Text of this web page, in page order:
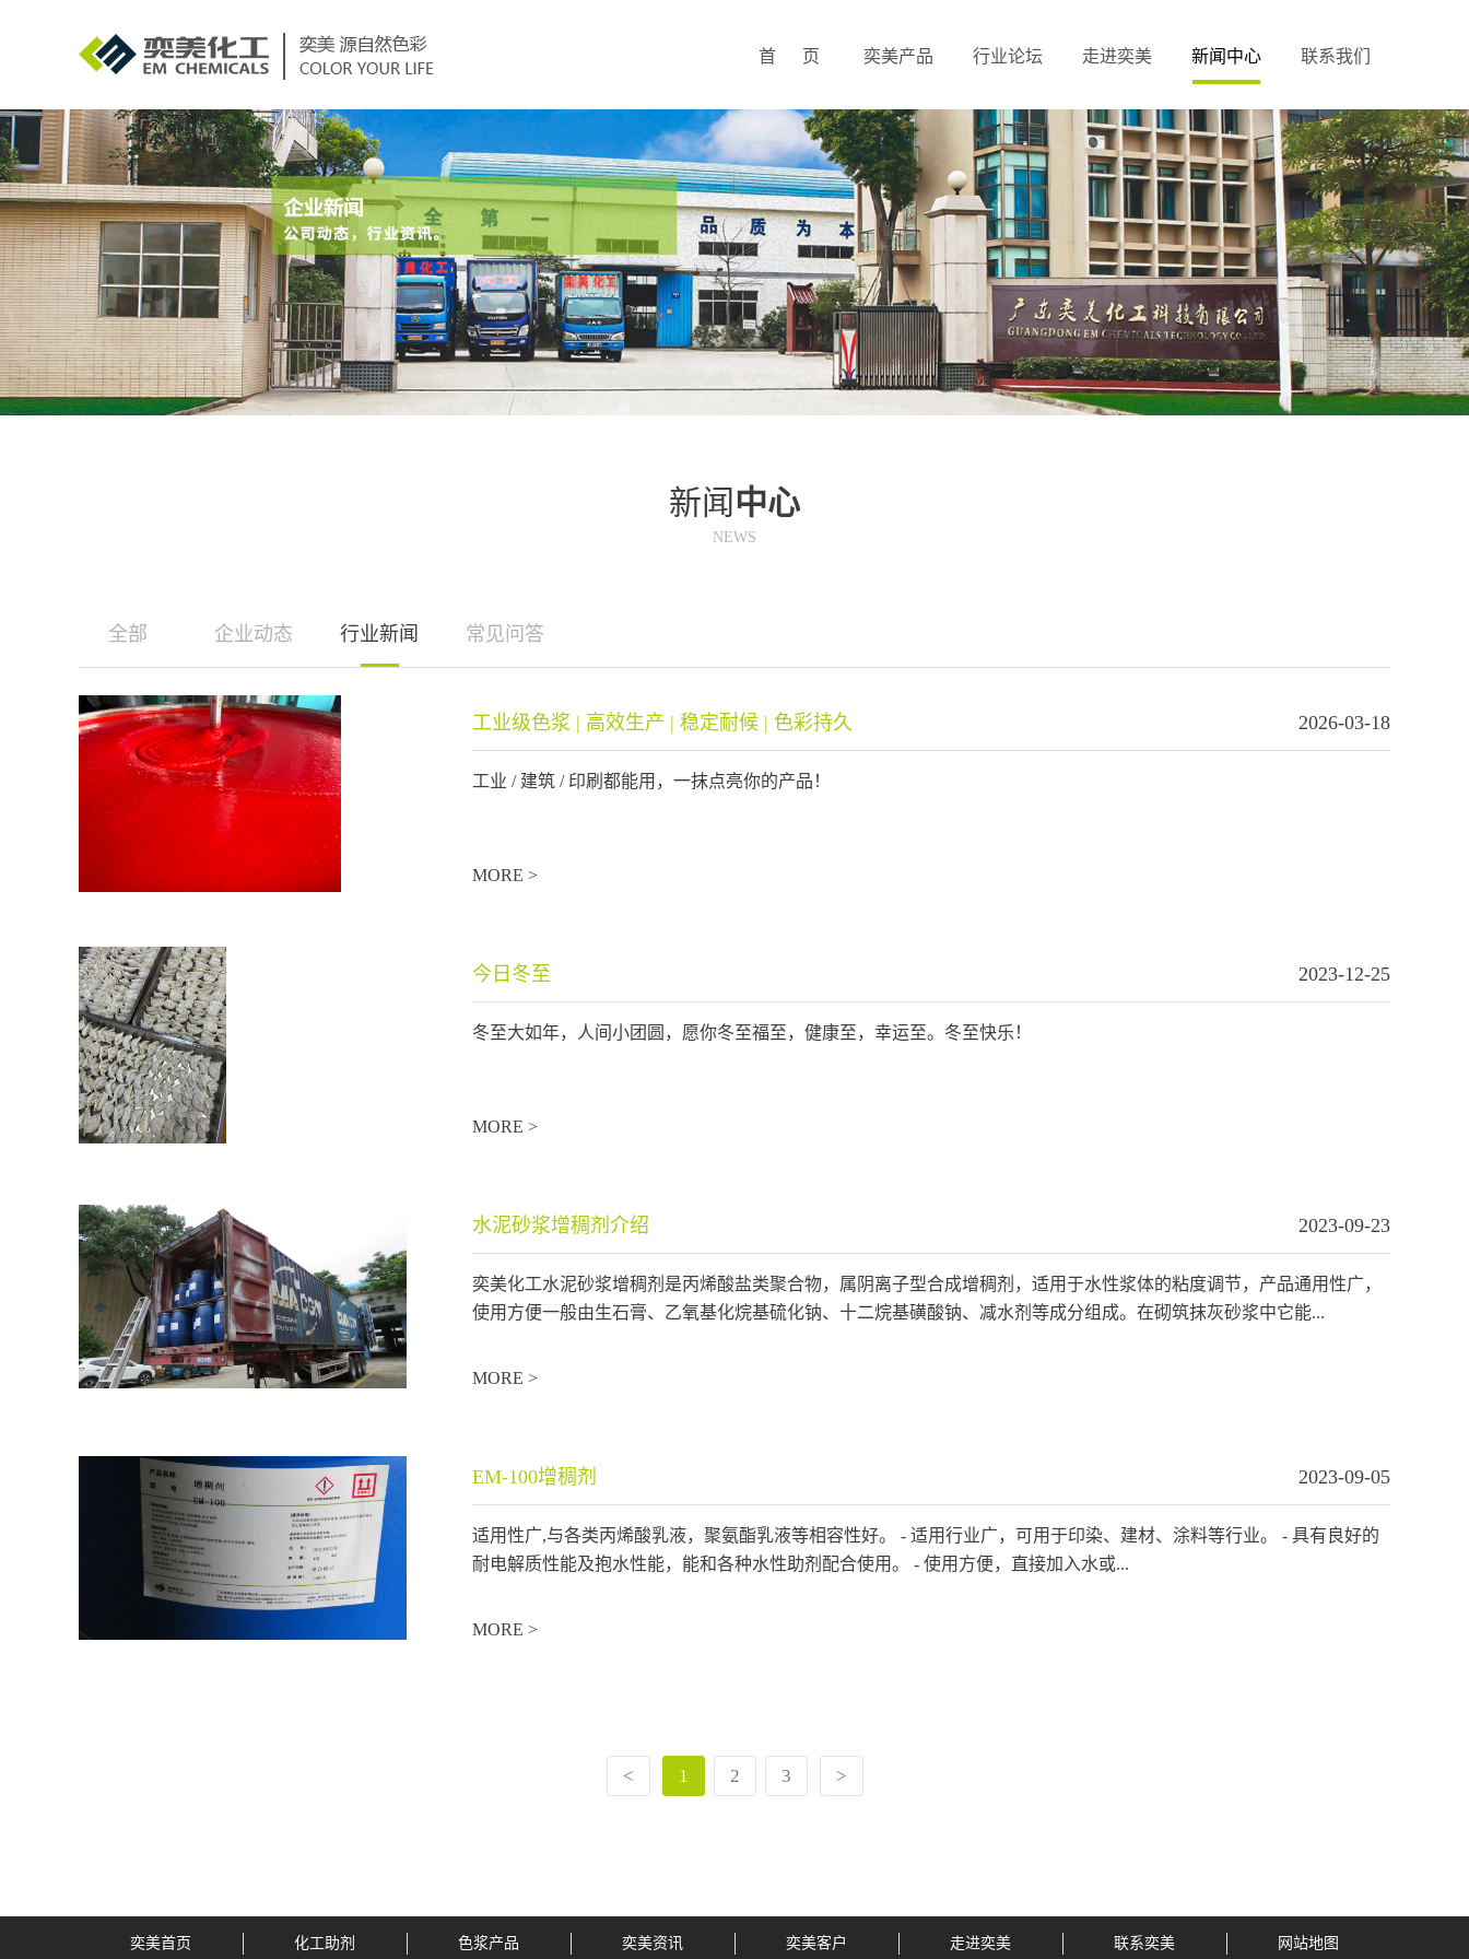
首 页 奕美产品 行业论坛 走进奕美 新闻中心 联系我们
新闻中心
NEWS
全部 企业动态 行业新闻 常见问答
工业级色浆 | 高效生产 | 稳定耐候 | 色彩持久 2026-03-18
工业 / 建筑 / 印刷都能用，一抹点亮你的产品！
MORE >
今日冬至 2023-12-25
冬至大如年，人间小团圆，愿你冬至福至，健康至，幸运至。冬至快乐！
MORE >
水泥砂浆增稠剂介绍 2023-09-23
奕美化工水泥砂浆增稠剂是丙烯酸盐类聚合物，属阴离子型合成增稠剂，适用于水性浆体的粘度调节，产品通用性广，
使用方便一般由生石膏、乙氧基化烷基硫化钠、十二烷基磺酸钠、减水剂等成分组成。在砌筑抹灰砂浆中它能...
MORE >
EM-100增稠剂 2023-09-05
适用性广,与各类丙烯酸乳液，聚氨酯乳液等相容性好。 - 适用行业广，可用于印染、建材、涂料等行业。 - 具有良好的
耐电解质性能及抱水性能，能和各种水性助剂配合使用。 - 使用方便，直接加入水或...
MORE >
< 1 2 3 >
奕美首页 化工助剂 色浆产品 奕美资讯 奕美客户 走进奕美 联系奕美 网站地图